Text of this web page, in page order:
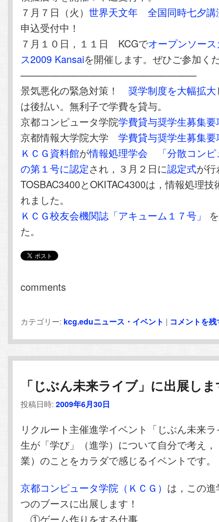
７月７日（火）世界天文年 全国同時七夕講
申込受付中！
７月１０日，１１日 KCGでオープンソー
ス2009 Kansaiを開催します。ぜひご参加く
——————————————————
景気悪化の緊急対策！奨学制度を大幅拡大
は後払い。無利子で学費を貸与。
京都コンピュータ学院学費貸与奨学生募集要
京都情報大学院大学学費貸与奨学生募集要
ＫＣＧ資料館が情報処理学会
「分散コン
の第１号に認定され，３月２日に認定式が
TOSBAC3400とOKITAC4300は，情報処理
れました。
ＫＣＧ校友会機関誌「アキューム１７号」
た。
comments
カテゴリー: kcg.eduニュース・イベント | コメントを残
「じぶん未来ライブ」に出展し
投稿日時:2009年6月30日
リクルート主催進学イベント「じぶん未来
生が「学び」（進学）について自分で考え
業）のことをカラダで感じるイベントです。
京都コンピュータ学院（ＫＣＧ） は，この
つのブースに出展します！
①ゲーム作りをする仕事